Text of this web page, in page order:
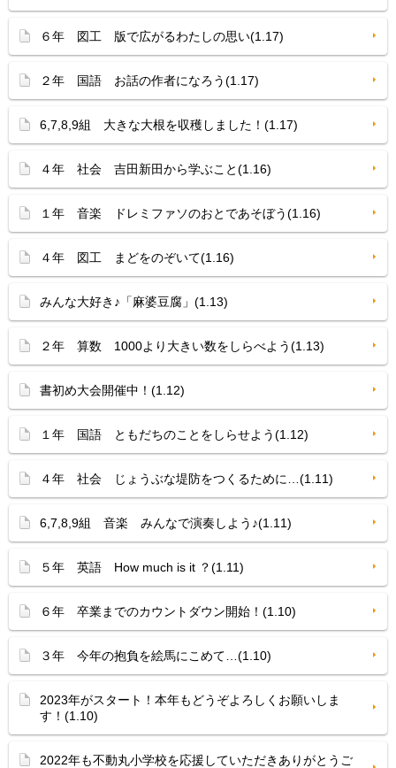
６年 図工 版で広がるわたしの思い(1.17)
２年 国語 お話の作者になろう(1.17)
6,7,8,9組 大きな大根を収穫しました！(1.17)
４年 社会 吉田新田から学ぶこと(1.16)
１年 音楽 ドレミファソのおとであそぼう(1.16)
４年 図工 まどをのぞいて(1.16)
みんな大好き♪「麻婆豆腐」(1.13)
２年 算数 1000より大きい数をしらべよう(1.13)
書初め大会開催中！(1.12)
１年 国語 ともだちのことをしらせよう(1.12)
４年 社会 じょうぶな堤防をつくるために…(1.11)
6,7,8,9組 音楽 みんなで演奏しよう♪(1.11)
５年 英語 How much is it ？(1.11)
６年 卒業までのカウントダウン開始！(1.10)
３年 今年の抱負を絵馬にこめて…(1.10)
2023年がスタート！本年もどうぞよろしくお願いしま
す！(1.10)
2022年も不動丸小学校を応援していただきありがとうご